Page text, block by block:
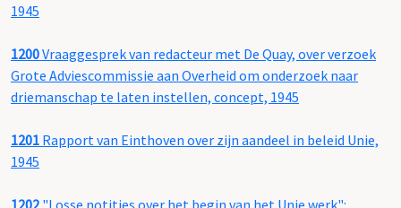
1945
1200Vraaggesprek van redacteur met De Quay, over verzoek
Grote Adviescommissie aan Overheid om onderzoek naar
driemanschap te laten instellen, concept, 1945
1201 Rapport van Einthoven over zijn aandeel in beleid Unie,
1945